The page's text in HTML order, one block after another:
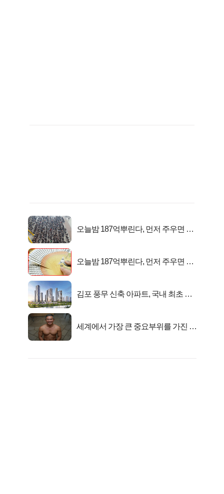
오늘밤 187억뿌린다, 먼저 주우면 최
오늘밤 187억뿌린다, 먼저 주우면 최
김포 풍무 신축 아파트, 국내 최초 반
세계에서 가장 큰 중요부위를 가진 남